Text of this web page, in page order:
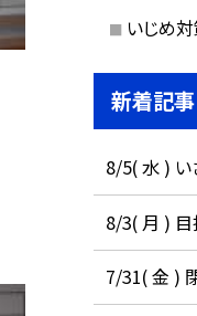
いじめ
新着記事
8/5( 水 ) い
8/3( 月 ) 目
7/31( 金 )